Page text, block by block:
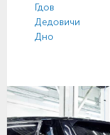
Гдов
Дедовичи
Дно